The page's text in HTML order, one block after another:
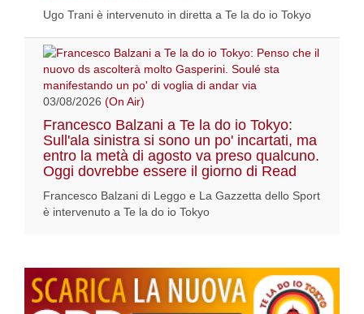
Ugo Trani è intervenuto in diretta a Te la do io Tokyo
03/08/2026 (On Air)
Francesco Balzani a Te la do io Tokyo:
Sull'ala sinistra si sono un po' incartati, ma
entro la metà di agosto va preso qualcuno.
Oggi dovrebbe essere il giorno di Read
Francesco Balzani di Leggo e La Gazzetta dello Sport
è intervenuto a Te la do io Tokyo